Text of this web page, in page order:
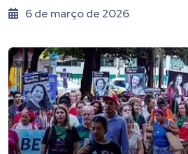
6 de março de 2026